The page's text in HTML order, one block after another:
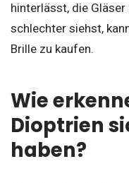
hinterlässt, die
schlechter siehst,
Brille zu kaufen.
Wie
Dioptrien
haben?